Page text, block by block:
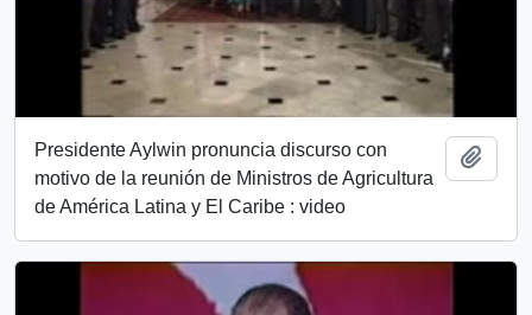
Presidente Aylwin pronuncia discurso con
motivo de la reunión de Ministros de Agricultura
de América Latina y El Caribe : video